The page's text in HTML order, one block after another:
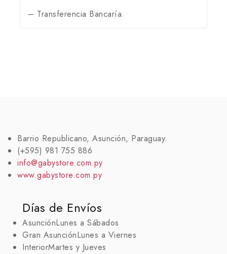
– Transferencia Bancaría.
Barrio Republicano, Asunción, Paraguay.
(+595) 981 755 886
info@gabystore.com.py
www.gabystore.com.py
Días de Envíos
AsunciónLunes a Sábados
Gran AsunciónLunes a Viernes
InteriorMartes y Jueves